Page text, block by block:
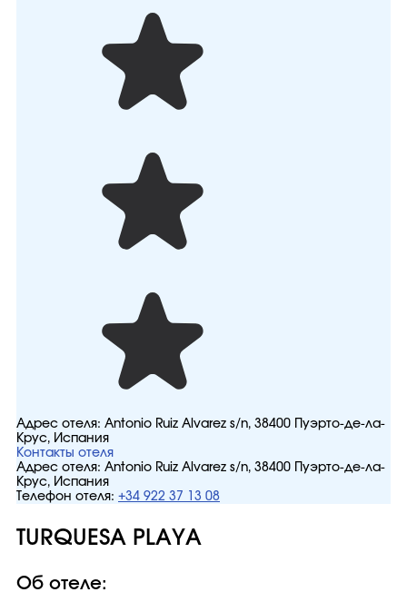
Адрес отеля: Antonio Ruiz Alvarez s/n, 38400 Пуэрто-де-ла-
Крус, Испания
Контакты отеля
Адрес отеля: Antonio Ruiz Alvarez s/n, 38400 Пуэрто-де-ла-
Крус, Испания
Телефон отеля: +34 922 37 13 08
TURQUESA PLAYA
Об отеле: